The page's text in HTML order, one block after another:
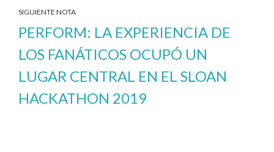
SIGUIENTE NOTA
PERFORM: LA EXPERIENCIA DE
LOS FANÁTICOS OCUPÓ UN
LUGAR CENTRAL EN EL SLOAN
HACKATHON 2019